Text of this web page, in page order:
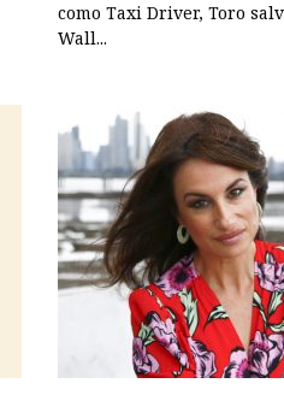
como Taxi Driver, Toro
Wall...